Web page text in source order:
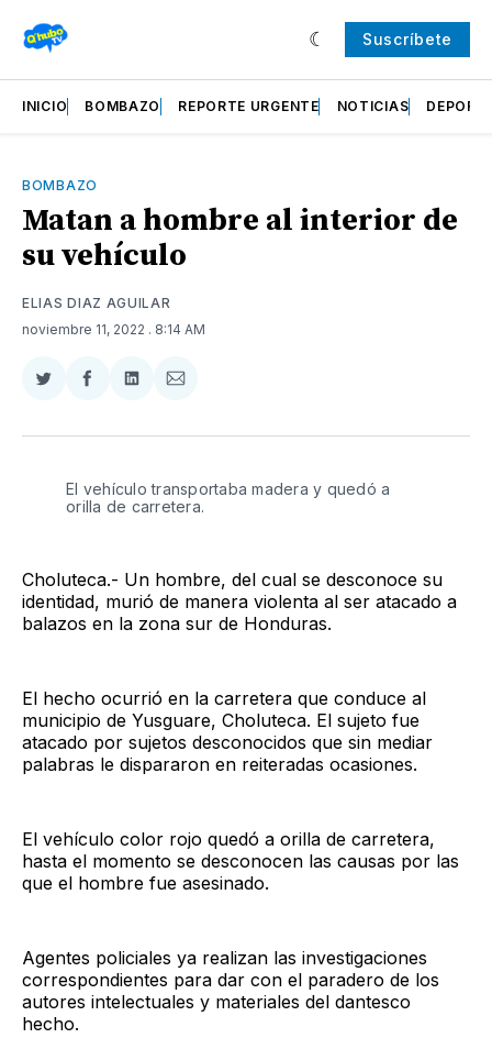
Suscríbete
INICIO BOMBAZO REPORTE URGENTE NOTICIAS
BOMBAZO
Matan a hombre al interior de
su vehículo
ELIAS DIAZ AGUILAR
noviembre 11, 2022 . 8:14 AM
Compartir
Twitter
Compartir
Facebook
Compartir
LinkedIn
Compartir
Email
El vehículo transportaba madera y quedó a
orilla de carretera.
Choluteca.- Un hombre, del cual se desconoce su
identidad, murió de manera violenta al ser atacado a
balazos en la zona sur de Honduras.
El hecho ocurrió en la carretera que conduce al
municipio de Yusguare, Choluteca. El sujeto fue
atacado por sujetos desconocidos que sin mediar
palabras le dispararon en reiteradas ocasiones.
El vehículo color rojo quedó a orilla de carretera,
hasta el momento se desconocen las causas por las
que el hombre fue asesinado.
Agentes policiales ya realizan las investigaciones
correspondientes para dar con el paradero de los
autores intelectuales y materiales del dantesco
hecho.